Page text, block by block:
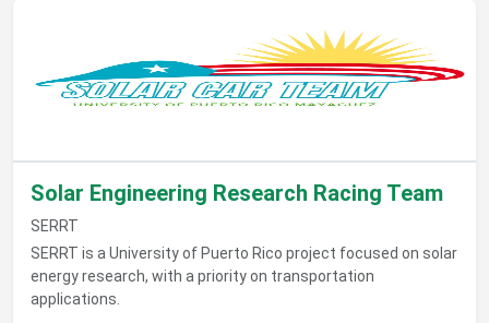
Solar Engineering Research Racing Team
SERRT
SERRT is a University of Puerto Rico project focused on solar
energy research, with a priority on transportation
applications.